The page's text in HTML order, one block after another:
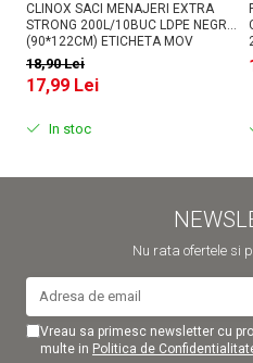
CLINOX SACI MENAJERI EXTRA
STRONG 200L/10BUC LDPE NEGRI
(90*122CM) ETICHETA MOV
18,90 Lei
17,99 Lei
In stoc
Nu rata ofertele si
Vreau sa primesc newsletter cu
multe in Politica de